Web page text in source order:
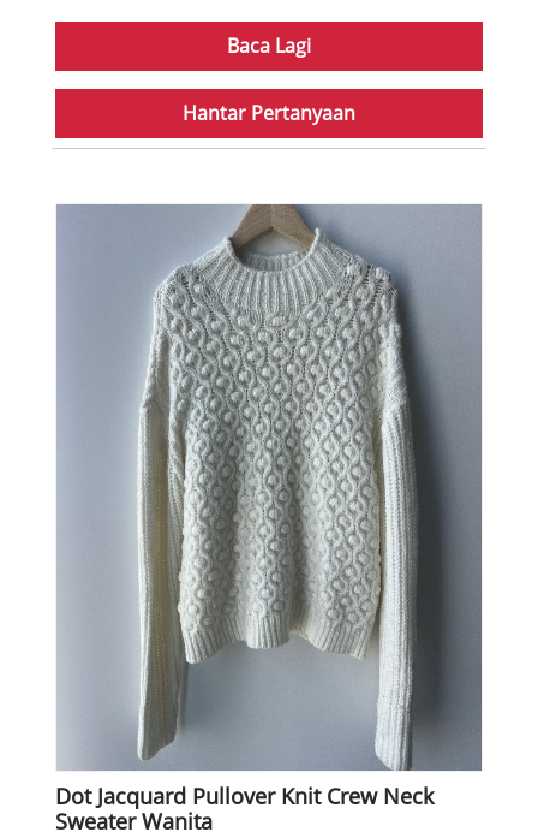
Baca Lagi
Hantar Pertanyaan
Dot Jacquard Pullover Knit Crew Neck
Sweater Wanita